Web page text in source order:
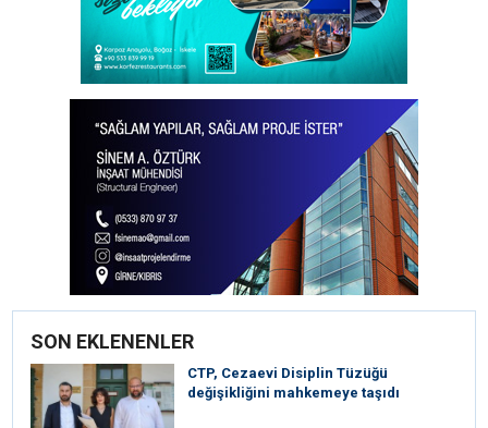
SON EKLENENLER
CTP, Cezaevi Disiplin Tüzüğü
değişikliğini mahkemeye taşıdı